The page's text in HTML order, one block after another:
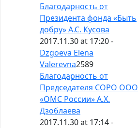
Благодарность от
Президента фонда «Быть
добру» А.С. Кусова
2017.11.30 at 17:20 -
Dzgoeva Elena
Valerevna2589
Благодарность от
Председателя СОРО ООО
«ОМС России» А.Х.
Дзоблаева
2017.11.30 at 17:14 -